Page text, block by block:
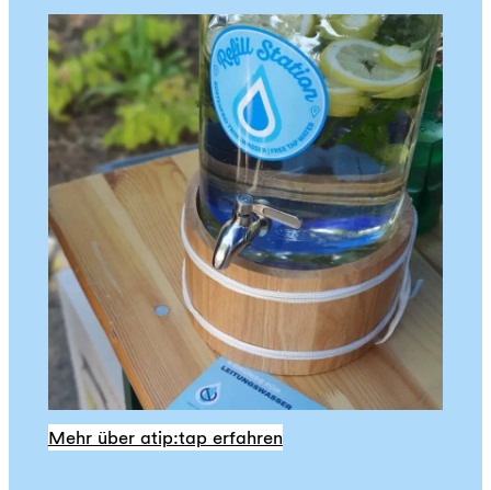
Mehr über atip:tap erfahren